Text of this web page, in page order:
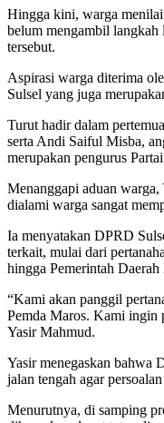
Hingga kini, warga menilai
belum mengambil langkah
tersebut.
Aspirasi warga diterima
Sulsel yang juga
Turut hadir dalam
serta Andi Saiful Misba,
merupakan pengurus
Menanggapi aduan
dialami warga sangat
Ia menyatakan DPRD
terkait, mulai dari
hingga Pemerintah Daerah
“Kami akan panggil
Pemda Maros. Kami ingin
Yasir Mahmud.
Yasir menegaskan bahwa
jalan tengah agar
Menurutnya, di samping